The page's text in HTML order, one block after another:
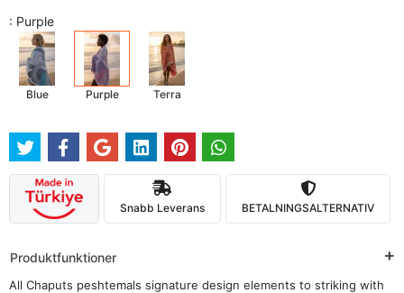
: Purple
Blue Purple Terra
Snabb Leverans BETALNINGSALTERNATIV
Produktfunktioner
All Chaputs peshtemals signature design elements to striking with